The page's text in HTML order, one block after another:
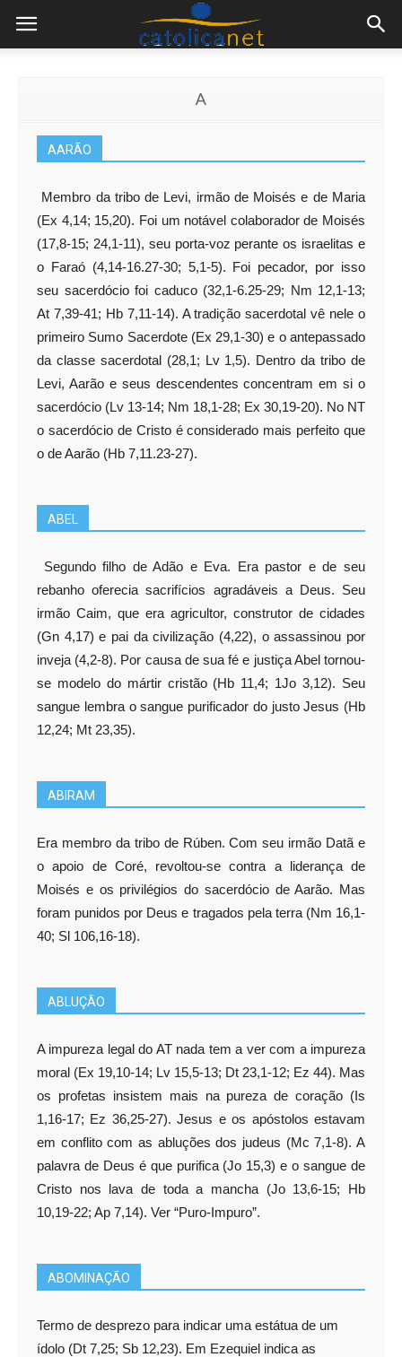
A
AARÃO
Membro da tribo de Levi, irmão de Moisés e de Maria
(Ex 4,14; 15,20). Foi um notável colaborador de Moisés
(17,8-15; 24,1-11), seu porta-voz perante os israelitas e
o Faraó (4,14-16.27-30; 5,1-5). Foi pecador, por isso
seu sacerdócio foi caduco (32,1-6.25-29; Nm 12,1-13;
At 7,39-41; Hb 7,11-14). A tradição sacerdotal vê nele o
primeiro Sumo Sacerdote (Ex 29,1-30) e o antepassado
da classe sacerdotal (28,1; Lv 1,5). Dentro da tribo de
Levi, Aarão e seus descendentes concentram em si o
sacerdócio (Lv 13-14; Nm 18,1-28; Ex 30,19-20). No NT
o sacerdócio de Cristo é considerado mais perfeito que
o de Aarão (Hb 7,11.23-27).
ABEL
Segundo filho de Adão e Eva. Era pastor e de seu
rebanho oferecia sacrifícios agradáveis a Deus. Seu
irmão Caim, que era agricultor, construtor de cidades
(Gn 4,17) e pai da civilização (4,22), o assassinou por
inveja (4,2-8). Por causa de sua fé e justiça Abel tornou-
se modelo do mártir cristão (Hb 11,4; 1Jo 3,12). Seu
sangue lembra o sangue purificador do justo Jesus (Hb
12,24; Mt 23,35).
ABIRAM
Era membro da tribo de Rúben. Com seu irmão Datã e
o apoio de Coré, revoltou-se contra a liderança de
Moisés e os privilégios do sacerdócio de Aarão. Mas
foram punidos por Deus e tragados pela terra (Nm 16,1-
40; Sl 106,16-18).
ABLUÇÃO
A impureza legal do AT nada tem a ver com a impureza
moral (Ex 19,10-14; Lv 15,5-13; Dt 23,1-12; Ez 44). Mas
os profetas insistem mais na pureza de coração (Is
1,16-17; Ez 36,25-27). Jesus e os apóstolos estavam
em conflito com as abluções dos judeus (Mc 7,1-8). A
palavra de Deus é que purifica (Jo 15,3) e o sangue de
Cristo nos lava de toda a mancha (Jo 13,6-15; Hb
10,19-22; Ap 7,14). Ver “Puro-Impuro”.
ABOMINAÇÃO
Termo de desprezo para indicar uma estátua de um
ídolo (Dt 7,25; Sb 12,23). Em Ezequiel indica as